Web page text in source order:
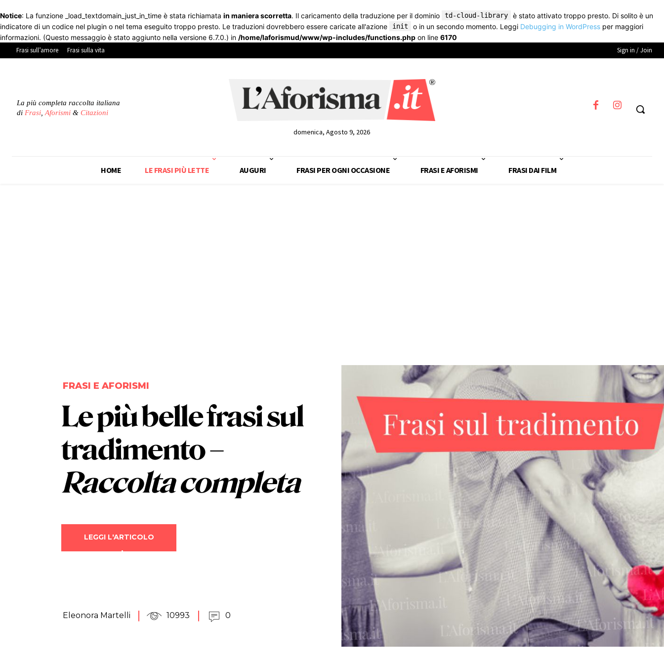
Notice: La funzione _load_textdomain_just_in_time è stata richiamata in maniera scorretta. Il caricamento della traduzione per il dominio td-cloud-library
è stato attivato troppo presto. Di solito è un
indicatore di un codice nel plugin o nel tema eseguito troppo presto. Le traduzioni dovrebbero essere caricate all'azione
init o in un secondo momento. Leggi Debugging in WordPress per maggiori
informazioni. (Questo messaggio è stato aggiunto nella versione 6.7.0.) in /home/laforismud/www/wp-includes/functions.php on line 6170
Frasi sull’amore
Frasi sulla vita Sign in / Join
La più completa raccolta italiana
di Frasi Aforismi & Citazioni
domenica, Agosto 9, 2026
HOME LE FRASI PIÙ LETTE AUGURI FRASI PER OGNI OCCASIONE FRASI E AFORISMI FRASI DAI FILM
FRASI E AFORISMI
Le più bellefrasi sul
tradimento–
Raccolta completa
LEGGI L'ARTICOLO
Eleonora Martelli 10993 0